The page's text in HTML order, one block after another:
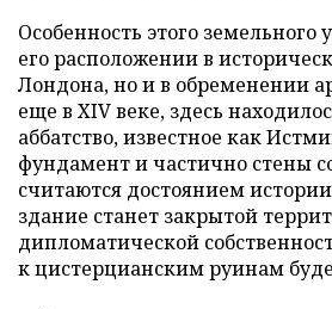
Особенность этого земельного
его расположении в
Лондона, но и в обременении
еще в XIV веке, здесь
аббатство, известное как
фундамент и частично стены
считаются достоянием
здание станет закрытой
дипломатической
к цистерцианским руинам